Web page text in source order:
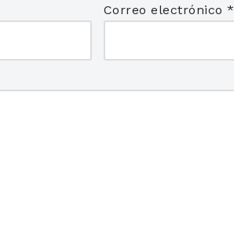
Correo electrónico*